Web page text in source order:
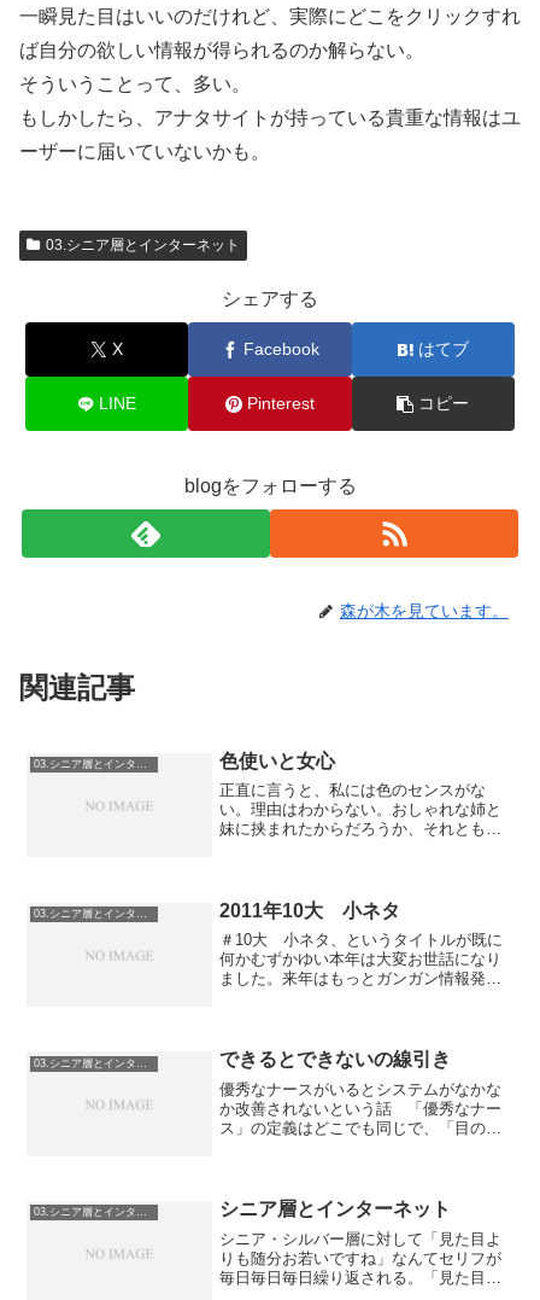
一瞬見た目はいいのだけれど、実際にどこをクリックすれ
ば自分の欲しい情報が得られるのか解らない。
そういうことって、多い。
もしかしたら、アナタサイトが持っている貴重な情報はユ
ーザーに届いていないかも。
03.シニア層とインターネット
シェアする
X Facebook はてブ
LINE Pinterest コピー
blogをフォローする
森が木を見ています。
関連記事
03.シニア層とインターネット 色使いと女心
正直に言うと、私には色のセンスがな
い。理由はわからない。おしゃれな姉と
妹に挟まれたからだろうか、それとも私
い機能とか流れとか見ていて...
2011年10大 小ネタ
＃10大 小ネタ、というタイトルが既に
何かむずかゆい本年は大変お世話になり
ました。来年はもっとガンガン情報発信
ました。1.パソコンは...
できるとできないの線引き
優秀なナースがいるとシステムがなかな
か改善されないという話 「優秀なナー
ス」の定義はどこでも同じで、「目の前
いれば別の階に走って行っ...
03.シニア層とインターネット シニア層とインターネット
シニア・シルバー層に対して「見た目よ
りも随分お若いですね」なんてセリフが
毎日毎日毎日繰り返される。「見た目」